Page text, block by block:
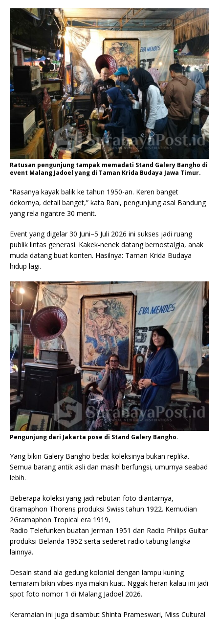
Ratusan pengunjung tampak memadati Stand Galery Bangho di
event Malang Jadoel yang di Taman Krida Budaya Jawa Timur.
“Rasanya kayak balik ke tahun 1950-an. Keren banget
dekornya, detail banget,” kata Rani, pengunjung asal Bandung
yang rela ngantre 30 menit.
Event yang digelar 30 Juni–5 Juli 2026 ini sukses jadi ruang
publik lintas generasi. Kakek-nenek datang bernostalgia, anak
muda datang buat konten. Hasilnya: Taman Krida Budaya
hidup lagi.
Pengunjung dari Jakarta pose di Stand Galery Bangho.
Yang bikin Galery Bangho beda: koleksinya bukan replika.
Semua barang antik asli dan masih berfungsi, umurnya seabad
lebih.
Beberapa koleksi yang jadi rebutan foto diantarnya,
Gramaphon Thorens produksi Swiss tahun 1922. Kemudian
2Gramaphon Tropical era 1919,
Radio Telefunken buatan Jerman 1951 dan Radio Philips Guitar
produksi Belanda 1952 serta sederet radio tabung langka
lainnya.
Desain stand ala gedung kolonial dengan lampu kuning
temaram bikin vibes-nya makin kuat. Nggak heran kalau ini jadi
spot foto nomor 1 di Malang Jadoel 2026.
Keramaian ini juga disambut Shinta Prameswari, Miss Cultural